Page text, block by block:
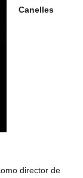
Canelles
director de